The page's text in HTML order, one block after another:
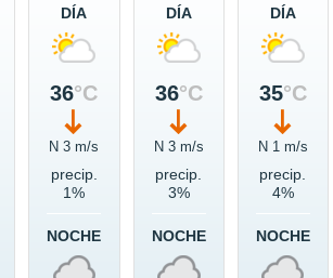
DÍA
36°C
N 3 m/s
precip.
1%
NOCHE
DÍA
36°C
N 3 m/s
precip.
3%
NOCHE
DÍA
35°C
N 1 m/s
precip.
4%
NOCHE